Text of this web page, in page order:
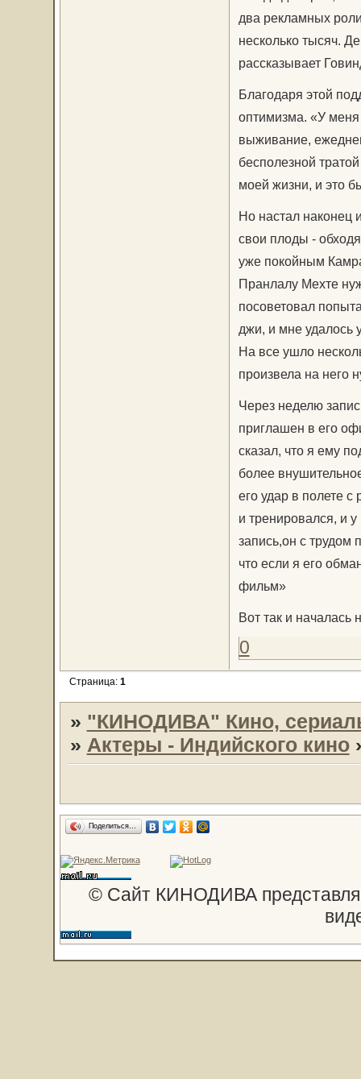
два рекламных
несколько тысяч.
рассказывает
Благодаря этой
оптимизма. «У меня
выживание,
бесполезной
моей жизни, и это
Но настал наконец
свои плоды -
уже покойным
Пранлалу Мехте
посоветовал
джи, и мне удалось
На все ушло
произвела на него
Через неделю
приглашен в его
сказал, что я ему
более
его удар в полете
и тренировался, и
запись,он с трудом
что если я его
фильм»
Вот так и началась
0
Страница: 1
» "КИНОДИВА" Кино,
» Актеры - Индийского кино
Поделиться…
© Сайт КИНОДИВА